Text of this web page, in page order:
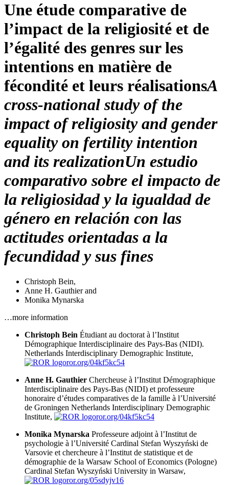
Une étude comparative de
l’impact de la religiosité et de
l’égalité des genres sur les
intentions en matière de
fécondité et leurs réalisationsA
cross-national study of the
impact of religiosity and gender
equality on fertility intention
and its realizationUn estudio
comparativo sobre el impacto de
la religiosidad y la igualdad de
género en relación con las
actitudes orientadas a la
fecundidad y sus fines
Christoph Bein,
Anne H. Gauthierand
Monika Mynarska
…more information
Christoph Bein Étudiant au doctorat à l’Institut
Démographique Interdisciplinaire des Pays-Bas (NIDI).
Netherlands Interdisciplinary Demographic Institute,
ror.org/04kf5kc54
Anne H. Gauthier Chercheuse à l’Institut Démographique
Interdisciplinaire des Pays-Bas (NIDI) et professeure
honoraire d’études comparatives de la famille à l’Université
de Groningen Netherlands Interdisciplinary Demographic
Institute,
ror.org/04kf5kc54
Monika Mynarska Professeure adjoint à l’Institut de
psychologie à l’Université Cardinal Stefan Wyszyński de
Varsovie et chercheure à l’Institut de statistique et de
démographie de la Warsaw School of Economics (Pologne)
Cardinal Stefan Wyszyński University in Warsaw,
ror.org/05sdyjv16